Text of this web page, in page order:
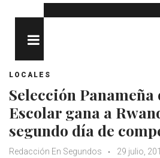
LOCALES
Selección Panameña
Escolar gana a
segundo día de
Redacción En Segundos
29 julio,